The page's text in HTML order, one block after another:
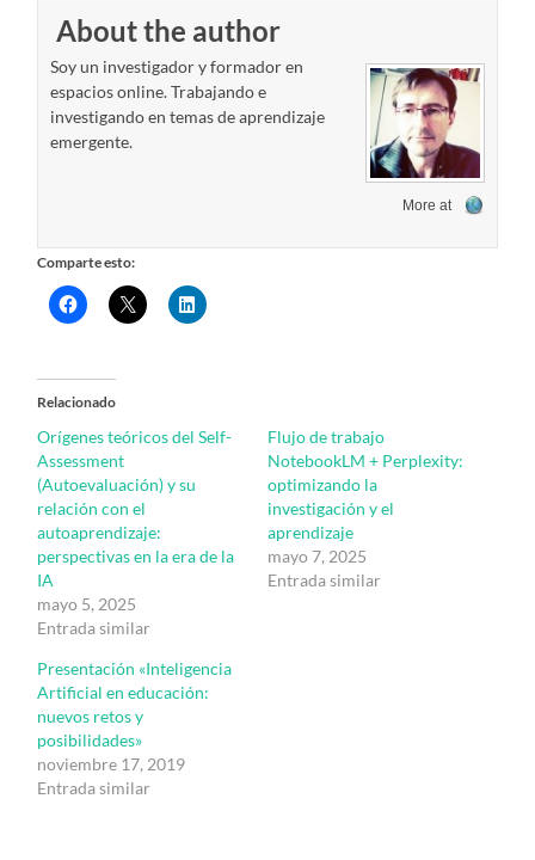
About the author
Soy un investigador y formador en
espacios online. Trabajando e
investigando en temas de aprendizaje
emergente.
More at
Comparte esto:
Relacionado
Orígenes teóricos del Self-
Assessment
(Autoevaluación) y su
relación con el
autoaprendizaje:
perspectivas en la era de la
IA
mayo 5, 2025
Entrada similar
Flujo de trabajo
NotebookLM + Perplexity:
optimizando la
investigación y el
aprendizaje
mayo 7, 2025
Entrada similar
Presentación «Inteligencia
Artificial en educación:
nuevos retos y
posibilidades»
noviembre 17, 2019
Entrada similar